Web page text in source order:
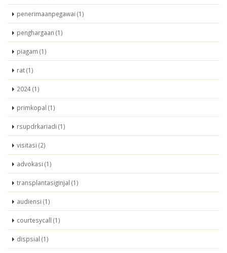
penerimaanpegawai (1)
penghargaan (1)
piagam (1)
rat (1)
2024 (1)
primkopal (1)
rsupdrkariadi (1)
visitasi (2)
advokasi (1)
transplantasiginjal (1)
audiensi (1)
courtesycall (1)
dispsial (1)